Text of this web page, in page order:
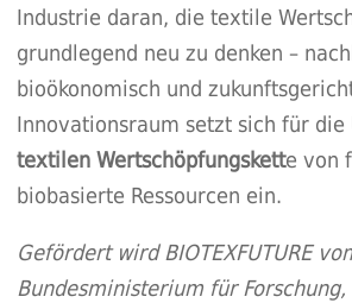
Industrie daran, die textile
grundlegend neu zu denken –
bioökonomisch und
Innovationsraum setzt sich für die
textilen Wertschöpfungskette von
biobasierte Ressourcen ein.
Gefördert wird BIOTEXFUTURE
Bundesministerium für Forschung,